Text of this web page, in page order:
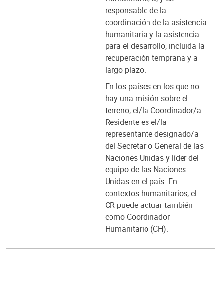
responsable de la
coordinación de la asistencia
humanitaria y la asistencia
para el desarrollo, incluida la
recuperación temprana y a
largo plazo.
En los países en los que no
hay una misión sobre el
terreno, el/la Coordinador/a
Residente es el/la
representante designado/a
del Secretario General de las
Naciones Unidas y líder del
equipo de las Naciones
Unidas en el país. En
contextos humanitarios, el
CR puede actuar también
como Coordinador
Humanitario (CH).